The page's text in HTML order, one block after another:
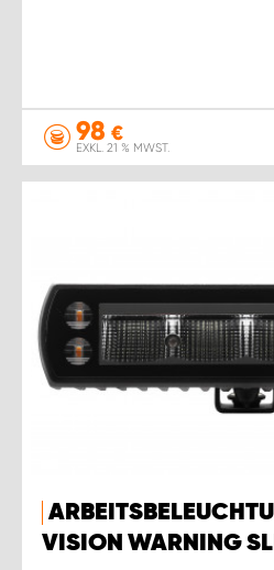
98 €
EXKL. 21 % MWST.
VISION WARNING